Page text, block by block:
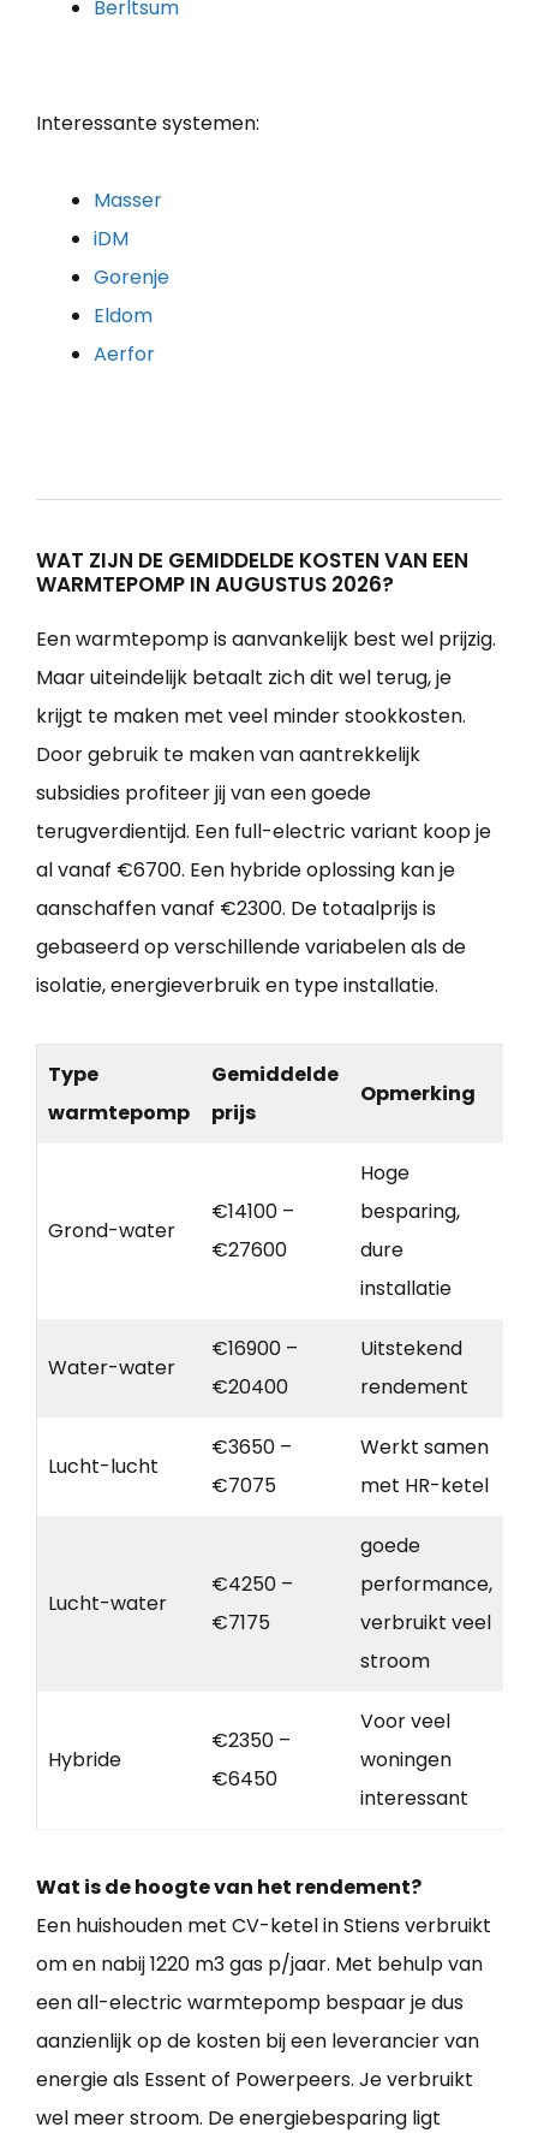
Berltsum
Interessante systemen:
Masser
iDM
Gorenje
Eldom
Aerfor
WAT ZIJN DE GEMIDDELDE KOSTEN VAN EEN
WARMTEPOMP IN AUGUSTUS 2026?
Een warmtepomp is aanvankelijk best wel prijzig.
Maar uiteindelijk betaalt zich dit wel terug, je
krijgt te maken met veel minder stookkosten.
Door gebruik te maken van aantrekkelijk
subsidies profiteer jij van een goede
terugverdientijd. Een full-electric variant koop je
al vanaf €6700. Een hybride oplossing kan je
aanschaffen vanaf €2300. De totaalprijs is
gebaseerd op verschillende variabelen als de
isolatie, energieverbruik en type installatie.
Type
warmtepomp
Gemiddelde
prijs
Opmerking
Grond-water
€14100 –
€27600
Hoge
besparing,
dure
installatie
Water-water
€16900 –
€20400
Uitstekend
rendement
Lucht-lucht
€3650 –
€7075
Werkt samen
met HR-ketel
Lucht-water
€4250 –
€7175
goede
performance,
verbruikt veel
stroom
Hybride
€2350 –
€6450
Voor veel
woningen
interessant
Wat is de hoogte van het rendement?
Een huishouden met CV-ketel in Stiens verbruikt
om en nabij 1220 m3 gas p/jaar. Met behulp van
een all-electric warmtepomp bespaar je dus
aanzienlijk op de kosten bij een leverancier van
energie als Essent of Powerpeers. Je verbruikt
wel meer stroom. De energiebesparing ligt